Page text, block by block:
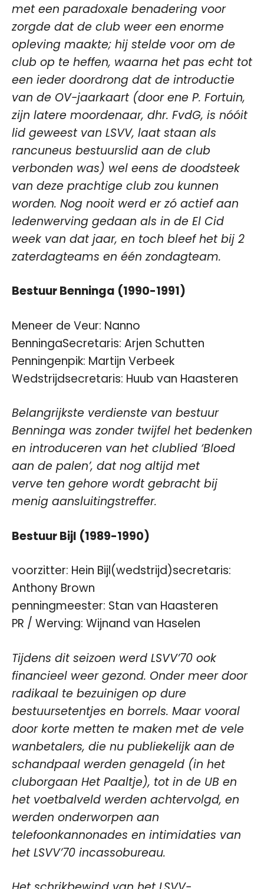
met een paradoxale benadering voor
zorgde dat de club weer een enorme
opleving maakte; hij stelde voor om de
club op te heffen, waarna het pas echt tot
een ieder doordrong dat de introductie
van de OV-jaarkaart (door ene P. Fortuin,
zijn latere moordenaar, dhr. FvdG, is nóóit
lid geweest van LSVV, laat staan als
rancuneus bestuurslid aan de club
verbonden was) wel eens de doodsteek
van deze prachtige club zou kunnen
worden. Nog nooit werd er zó actief aan
ledenwerving gedaan als in de El Cid
week van dat jaar, en toch bleef het bij 2
zaterdagteams en één zondagteam.
Bestuur Benninga (1990-1991)
Meneer de Veur: Nanno
BenningaSecretaris: Arjen Schutten
Penningenpik: Martijn Verbeek
Wedstrijdsecretaris: Huub van Haasteren
Belangrijkste verdienste van bestuur
Benninga was zonder twijfel het bedenken
en introduceren van het clublied ‘Bloed
aan de palen’, dat nog altijd met
verve ten gehore wordt gebracht bij
menig aansluitingstreffer.
Bestuur Bijl (1989-1990)
voorzitter: Hein Bijl(wedstrijd)secretaris:
Anthony Brown
penningmeester: Stan van Haasteren
PR / Werving: Wijnand van Haselen
Tijdens dit seizoen werd LSVV’70 ook
financieel weer gezond. Onder meer door
radikaal te bezuinigen op dure
bestuursetentjes en borrels. Maar vooral
door korte metten te maken met de vele
wanbetalers, die nu publiekelijk aan de
schandpaal werden genageld (in het
cluborgaan Het Paaltje), tot in de UB en
het voetbalveld werden achtervolgd, en
werden onderworpen aan
telefoonkannonades en intimidaties van
het LSVV’70 incassobureau.